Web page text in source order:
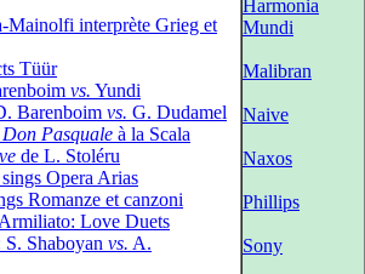
Mainolfi interprète Grieg et
Tüür
vs. Yundi
Barenboim vs. G. Dudamel
Don Pasquale à la Scala
de L. Stoléru
Opera Arias
Romanze et canzoni
Love Duets
Shaboyan vs. A.
Harmonia
Mundi
Malibran
Naive
Naxos
Phillips
Sony